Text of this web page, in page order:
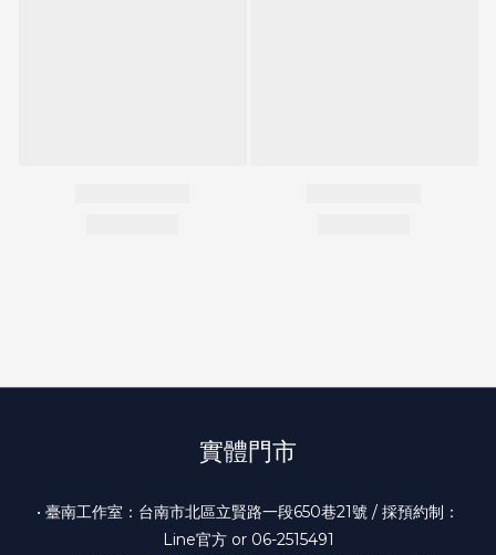
實體門市
• 臺南工作室：台南市北區立賢路一段650巷21號 / 採預約制：
Line官方 or 06-2515491